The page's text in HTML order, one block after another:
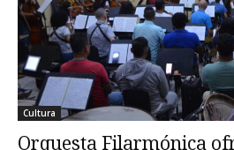
Cultura
Orquesta Filarmónica